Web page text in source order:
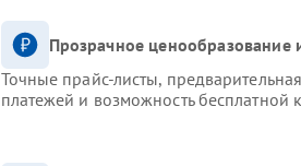
Прозрачное ценообразование
Точные прайс-листы,
платежей и возможность бесплатной